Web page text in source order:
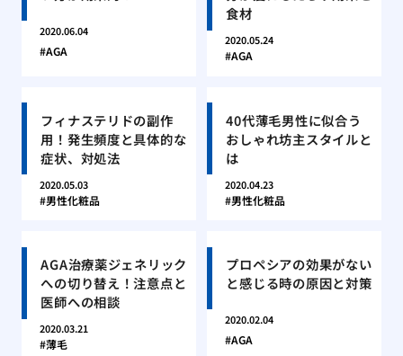
2020.06.04
AGA
食材
2020.05.24
AGA
フィナステリドの副作
用！発生頻度と具体的な
症状、対処法
2020.05.03
男性化粧品
40代薄毛男性に似合う
おしゃれ坊主スタイルと
は
2020.04.23
男性化粧品
AGA治療薬ジェネリック
への切り替え！注意点と
医師への相談
2020.03.21
薄毛
プロペシアの効果がない
と感じる時の原因と対策
2020.02.04
AGA